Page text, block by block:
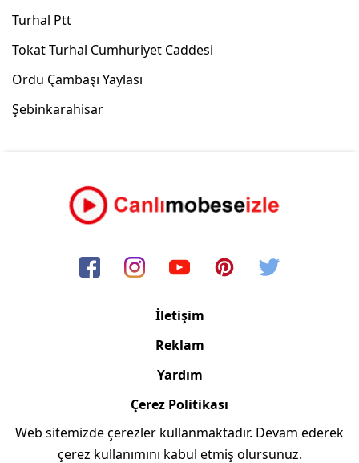
Turhal Ptt
Tokat Turhal Cumhuriyet Caddesi
Ordu Çambaşı Yaylası
Şebinkarahisar
İletişim
Reklam
Yardım
Çerez Politikası
Copyright © 2006/2024 Canlimobeseizle.com
Web sitemizde çerezler kullanmaktadır. Devam ederek
çerez kullanımını kabul etmiş olursunuz.